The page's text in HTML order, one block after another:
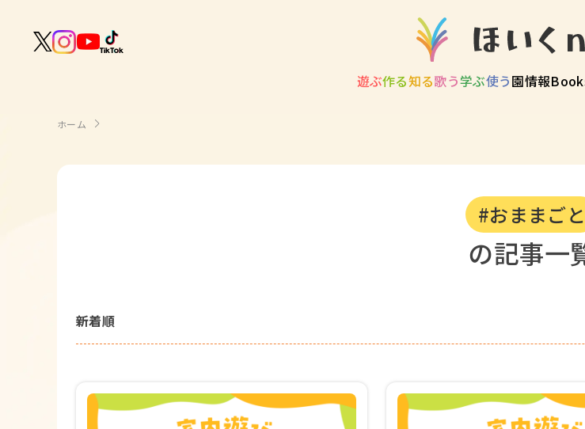
遊ぶ作る知る歌う学ぶ使う園情報
ごっこ遊び・室内
伝承遊び
作る
製作
製作・飾り
製作・あそび
食育
園の活動・行事
童謡・唱歌
ホーム
#おままごと
の記事一
新着順